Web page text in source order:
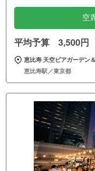
空
平均予算 3,500円
恵比寿 天空ビアガーデン
恵比寿駅／東京都